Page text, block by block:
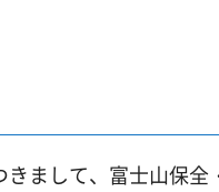
まして、富士山保